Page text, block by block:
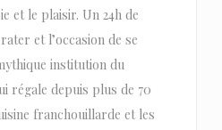
et le plaisir. Un 24h de
et l’occasion de se
institution du
régale depuis plus de 70
franchouillarde et les